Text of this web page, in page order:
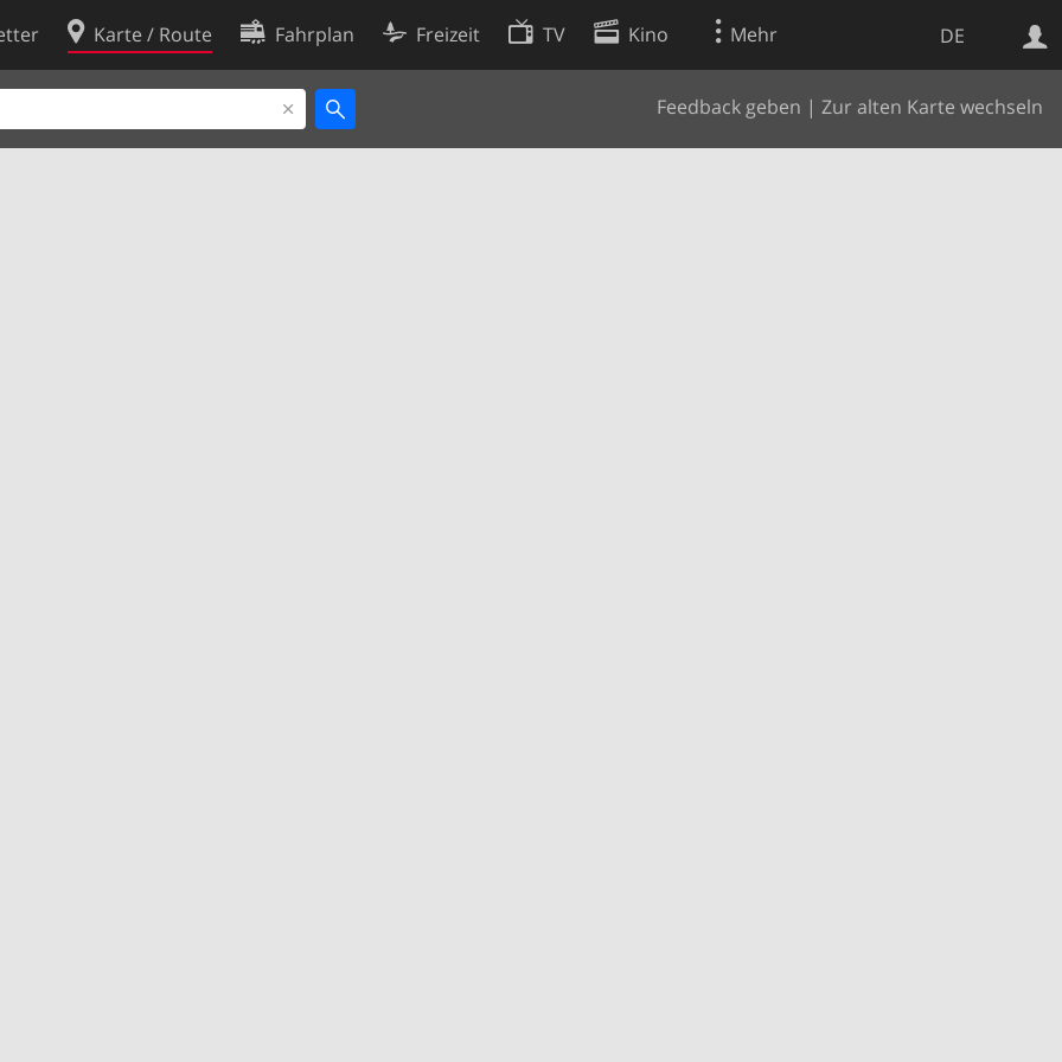
DE
Karte / Route Fahrplan Freizeit TV Kino Mehr
Feedback geben | Zur alten Karte wechseln
Websuche
Cookie-Richtlinie
Cookie-Einstellungen